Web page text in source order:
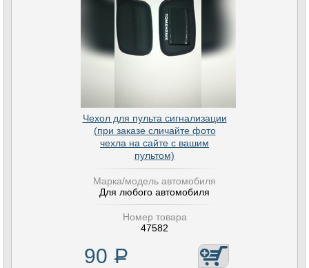
Чехол для пульта сигнализации
(при заказе сличайте фото
чехла на сайте с вашим
пультом)
Марка/модель автомобиля
Для любого автомобиля
Номер товара
47582
90 Р